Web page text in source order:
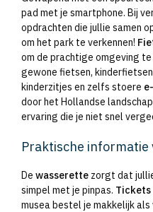
pad met je smartphone. Bij
opdrachten die jullie samen
om het park te verkennen!
om de prachtige omgeving
gewone fietsen,
kinderzitjes en zelfs stoere
door het Hollandse
ervaring die je niet snel
Praktische
De wasserette zorgt dat
simpel met je pinpas.
musea bestel je makkelijk